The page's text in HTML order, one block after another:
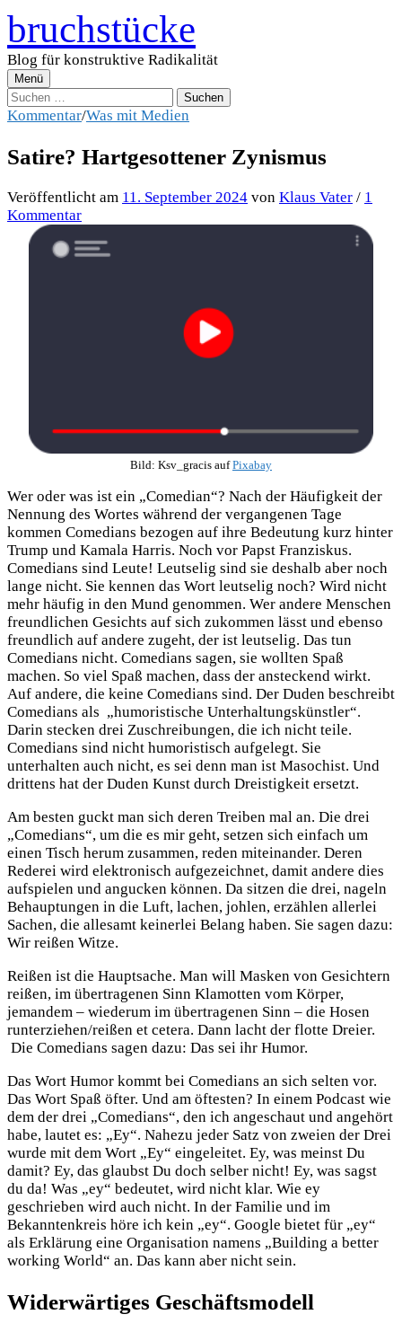
Zum
Inhalt
überspringen
bruchstücke
Blog für konstruktive Radikalität
Menü
Suchen
nach:
Kommentar/Was mit Medien
Satire? Hartgesottener Zynismus
Veröffentlicht am 11. September 2024 von Klaus Vater / 1
Kommentar
Bild: Ksv_gracis aufPixabay
Wer oder was ist ein „Comedian“? Nach der Häufigkeit der
Nennung des Wortes während der vergangenen Tage
kommen Comedians bezogen auf ihre Bedeutung kurz hinter
Trump und Kamala Harris. Noch vor Papst Franziskus.
Comedians sind Leute! Leutselig sind sie deshalb aber noch
lange nicht. Sie kennen das Wort leutselig noch? Wird nicht
mehr häufig in den Mund genommen. Wer andere Menschen
freundlichen Gesichts auf sich zukommen lässt und ebenso
freundlich auf andere zugeht, der ist leutselig. Das tun
Comedians nicht. Comedians sagen, sie wollten Spaß
machen. So viel Spaß machen, dass der ansteckend wirkt.
Auf andere, die keine Comedians sind. Der Duden beschreibt
Comedians als „humoristische Unterhaltungskünstler“.
Darin stecken drei Zuschreibungen, die ich nicht teile.
Comedians sind nicht humoristisch aufgelegt. Sie
unterhalten auch nicht, es sei denn man ist Masochist. Und
drittens hat der Duden Kunst durch Dreistigkeit ersetzt.
Am besten guckt man sich deren Treiben mal an. Die drei
„Comedians“, um die es mir geht, setzen sich einfach um
einen Tisch herum zusammen, reden miteinander. Deren
Rederei wird elektronisch aufgezeichnet, damit andere dies
aufspielen und angucken können. Da sitzen die drei, nageln
Behauptungen in die Luft, lachen, johlen, erzählen allerlei
Sachen, die allesamt keinerlei Belang haben. Sie sagen dazu:
Wir reißen Witze.
Reißen ist die Hauptsache. Man will Masken von Gesichtern
reißen, im übertragenen Sinn Klamotten vom Körper,
jemandem – wiederum im übertragenen Sinn – die Hosen
runterziehen/reißen et cetera. Dann lacht der flotte Dreier.
Die Comedians sagen dazu: Das sei ihr Humor.
Das Wort Humor kommt bei Comedians an sich selten vor.
Das Wort Spaß öfter. Und am öftesten? In einem Podcast wie
dem der drei „Comedians“, den ich angeschaut und angehört
habe, lautet es: „Ey“. Nahezu jeder Satz von zweien der Drei
wurde mit dem Wort „Ey“ eingeleitet. Ey, was meinst Du
damit? Ey, das glaubst Du doch selber nicht! Ey, was sagst
du da! Was „ey“ bedeutet, wird nicht klar. Wie ey
geschrieben wird auch nicht. In der Familie und im
Bekanntenkreis höre ich kein „ey“. Google bietet für „ey“
als Erklärung eine Organisation namens „Building a better
working World“ an. Das kann aber nicht sein.
Widerwärtiges Geschäftsmodell